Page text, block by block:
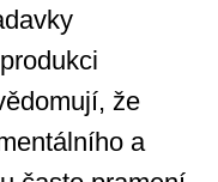
že
a